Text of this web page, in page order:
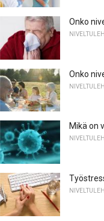
Onko
Onko
Mikä on